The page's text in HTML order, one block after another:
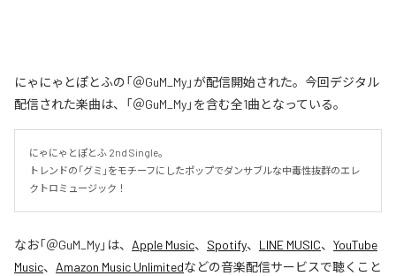
にゃにゃとぽとふの「＠GuM_My」が配信開始された。今回デジタル
配信された楽曲は、「＠GuM_My」を含む全1曲となっている。
にゃにゃとぽとふ 2nd Single。
トレンドの「グミ」をモチーフにしたポップでダンサブルな中毒性抜群のエレ
クトロミュージック！
なお「＠GuM_My」は、 Apple Music、 Spotify、 LINE MUSIC、 YouTube
Music、 Amazon Music Unlimitedなどの音楽配信サービスで聴くこと